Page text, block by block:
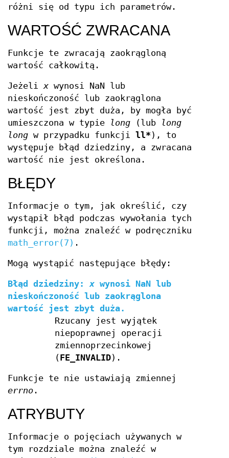
różni się od typu ich parametrów.
WARTOŚĆ ZWRACANA
Funkcje te zwracają zaokrągloną
wartość całkowitą.
Jeżeli x wynosi NaN lub
nieskończoność lub zaokrąglona
wartość jest zbyt duża, by mogła być
umieszczona w typie
long (lub
long
long w przypadku funkcji ll* ), to
występuje błąd dziedziny, a zwracana
wartość nie jest określona.
BŁĘDY
Informacje o tym, jak określić, czy
wystąpił błąd podczas wywołania tych
funkcji, można znaleźć w podręczniku
math_error(7) .
Mogą wystąpić następujące błędy:
Błąd dziedziny: x wynosi NaN lub
nieskończoność lub zaokrąglona
wartość jest zbyt duża.
Rzucany jest wyjątek
niepoprawnej operacji
zmiennoprzecinkowej
(FE_INVALID).
Funkcje te nie ustawiają zmiennej
errno .
ATRYBUTY
Informacje o pojęciach używanych w
tym rozdziale można znaleźć w